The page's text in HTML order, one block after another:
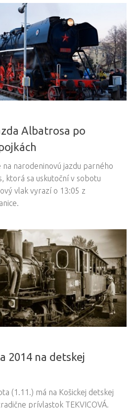
Albatrosa po
narodeninovú jazdu parného
ktorá sa uskutoční v sobotu
vlak vyrazí o 13:05 z
2014 na detskej
(1.11.) má na Košickej detskej
prívlastok TEKVICOVÁ.